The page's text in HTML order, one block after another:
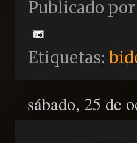
Publicado por
Etiquetas:
sábado, 25 de